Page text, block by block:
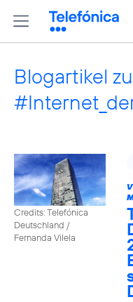
Blogartikel
Credits: Telefónica
Deutschland /
Fernanda Vilela